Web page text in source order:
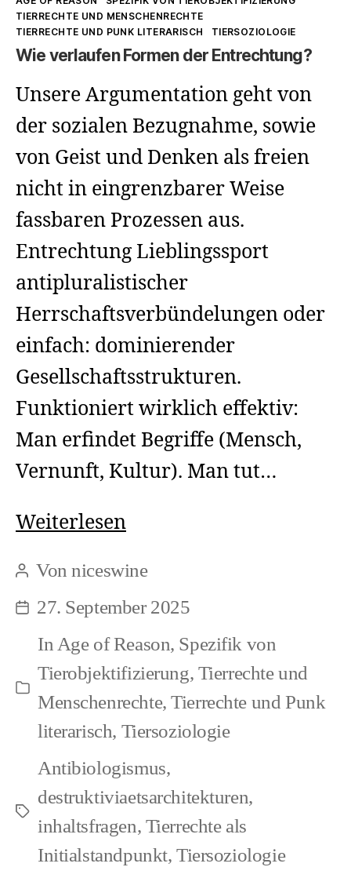
TIERRECHTE UND MENSCHENRECHTE
TIERRECHTE UND PUNK LITERARISCH
TIERSOZIOLOGIE
Wie verlaufen Formen der Entrechtung?
Unsere Argumentation geht von
der sozialen Bezugnahme, sowie
von Geist und Denken als freien
nicht in eingrenzbarer Weise
fassbaren Prozessen aus.
Entrechtung Lieblingssport
antipluralistischer
Herrschaftsverbündelungen oder
einfach: dominierender
Gesellschaftsstrukturen.
Funktioniert wirklich effektiv:
Man erfindet Begriffe (Mensch,
Vernunft, Kultur). Man tut…
WeiterlesenWie
Formen
der
Entrechtung?
Beitragsautor
Vonniceswine
Beitragsdatum
27. September 2025
Kategorien
In Age of Reason, Spezifik von
Tierobjektifizierung, Tierrechte und
Menschenrechte,Tierrechte und Punk
literarisch, Tiersoziologie
Schlagwörter
Antibiologismus,
destruktiviaetsarchitekturen,
inhaltsfragen, Tierrechte als
Initialstandpunkt, Tiersoziologie